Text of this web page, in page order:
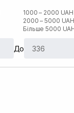
1000 – 2000 UAH
2000 – 5000 UAH
Більше 5000
До